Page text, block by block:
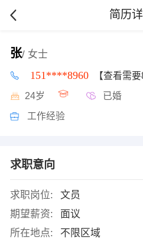
简历
张/ 女士
151****8960 【查看需要
24岁 已婚
工作经验
求职意向
求职岗位:
文员
期望薪资:
面议
所在地点:
不限区域